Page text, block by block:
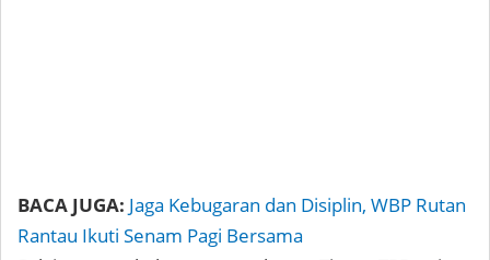
BACA JUGA: Jaga Kebugaran dan Disiplin, WBP Rutan
Rantau Ikuti Senam Pagi Bersama